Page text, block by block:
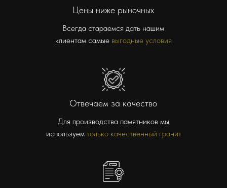
Отвечаем за качество
Для производства памятников мы
используем только качественный гранит
Всегда стараемся дать нашим
клиентам самые выгодные условия
Цены ниже рыночных